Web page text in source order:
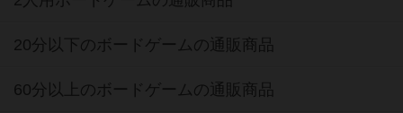
20分以下のボードゲームの通販商品
60分以上のボードゲームの通販商品